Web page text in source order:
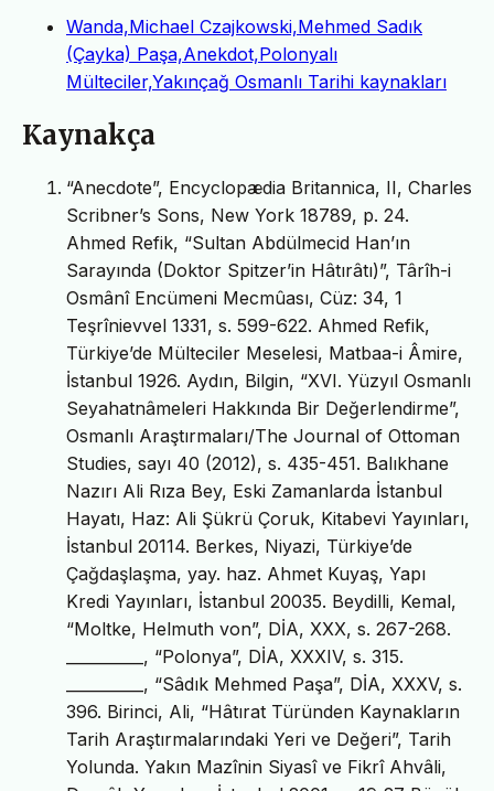
Wanda,Michael Czajkowski,Mehmed Sadık
(Çayka) Paşa,Anekdot,Polonyalı
Mülteciler,Yakınçağ Osmanlı Tarihi kaynakları
Kaynakça
“Anecdote”, Encyclopædia Britannica, II, Charles
Scribner’s Sons, New York 18789, p. 24.
Ahmed Refik, “Sultan Abdülmecid Han’ın
Sarayında (Doktor Spitzer’in Hâtırâtı)”, Târîh-i
Osmânî Encümeni Mecmûası, Cüz: 34, 1
Teşrînievvel 1331, s. 599-622. Ahmed Refik,
Türkiye’de Mülteciler Meselesi, Matbaa-i Âmire,
İstanbul 1926. Aydın, Bilgin, “XVI. Yüzyıl Osmanlı
Seyahatnâmeleri Hakkında Bir Değerlendirme”,
Osmanlı Araştırmaları/The Journal of Ottoman
Studies, sayı 40 (2012), s. 435-451. Balıkhane
Nazırı Ali Rıza Bey, Eski Zamanlarda İstanbul
Hayatı, Haz: Ali Şükrü Çoruk, Kitabevi Yayınları,
İstanbul 20114. Berkes, Niyazi, Türkiye’de
Çağdaşlaşma, yay. haz. Ahmet Kuyaş, Yapı
Kredi Yayınları, İstanbul 20035. Beydilli, Kemal,
“Moltke, Helmuth von”, DİA, XXX, s. 267-268.
__________, “Polonya”, DİA, XXXIV, s. 315.
__________, “Sâdık Mehmed Paşa”, DİA, XXXV, s.
396. Birinci, Ali, “Hâtırat Türünden Kaynakların
Tarih Araştırmalarındaki Yeri ve Değeri”, Tarih
Yolunda. Yakın Mazînin Siyasî ve Fikrî Ahvâli,